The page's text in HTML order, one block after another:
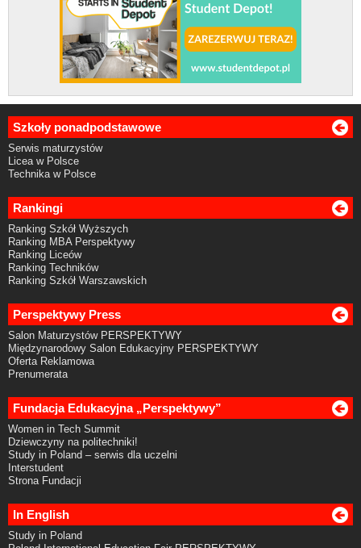
Szkoły ponadpodstawowe
Serwis maturzystów
Licea w Polsce
Technika w Polsce
Rankingi
Ranking Szkół Wyższych
Ranking MBA Perspektywy
Ranking Liceów
Ranking Techników
Ranking Szkół Warszawskich
Perspektywy Press
Salon Maturzystów PERSPEKTYWY
Międzynarodowy Salon Edukacyjny PERSPEKTYWY
Oferta Reklamowa
Prenumerata
Fundacja Edukacyjna „Perspektywy”
Women in Tech Summit
Dziewczyny na politechniki!
Study in Poland – serwis dla uczelni
Interstudent
Strona Fundacji
In English
Study in Poland